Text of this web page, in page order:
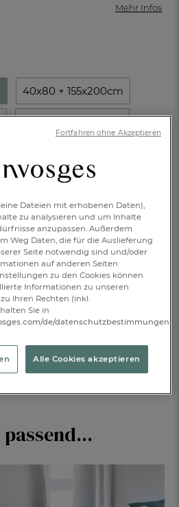
AT
Mehr Infos
40x80 + 155x200cm
80x80 + 135x200cm
Verfügbar
DEN WARENKORB
passend...
Dateien mit erhobenen Daten),
zu analysieren und um Inhalte
anzupassen. Außerdem
Weg Daten, die für die Auslieferung
Seite notwendig sind und/oder
auf anderen Seiten
zu den Cookies können
Informationen zu unseren
Ihren Rechten (inkl.
Sie in
de/
Alle Cookies akzeptieren
Fortfahren ohne Akzeptieren